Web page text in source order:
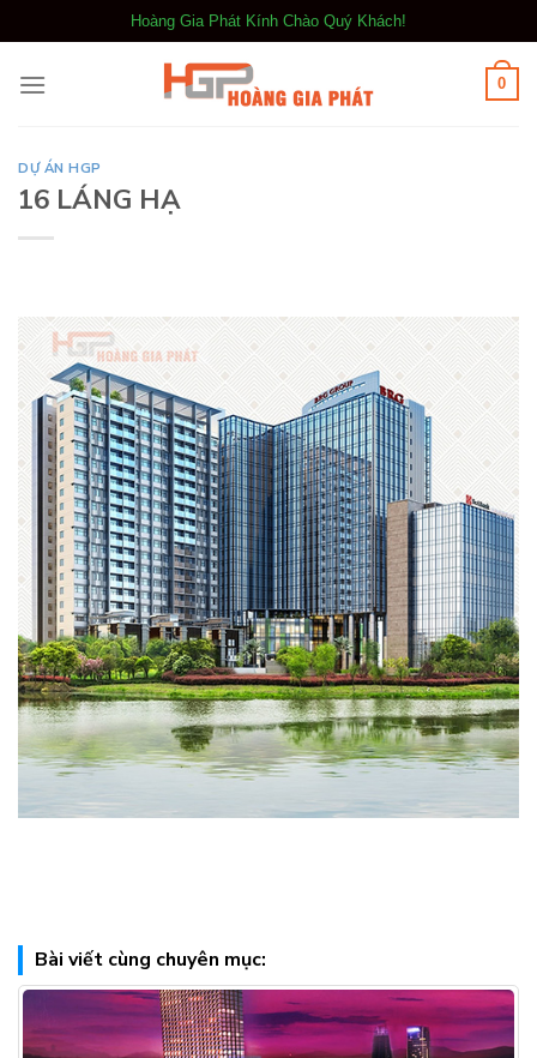
qua
nội
Hoàng Gia Phát Kính Chào Quý Khách!
0
DỰ ÁN HGP
16 LÁNG HẠ
Bài viết cùng chuyên mục: